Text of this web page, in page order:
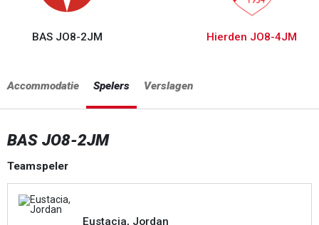
BAS JO8-2JM Hierden JO8-4JM
Accommodatie Spelers Verslagen
BAS JO8-2JM
Teamspeler
Eustacia, Jordan